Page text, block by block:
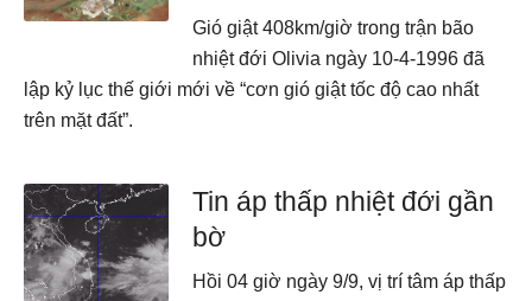
Gió giật 408km/giờ trong trận bão
nhiệt đới Olivia ngày 10-4-1996 đã
lập kỷ lục thế giới mới về “cơn gió giật tốc độ cao nhất
trên mặt đất”.
Tin áp thấp nhiệt đới gần
bờ
Hồi 04 giờ ngày 9/9, vị trí tâm áp thấp